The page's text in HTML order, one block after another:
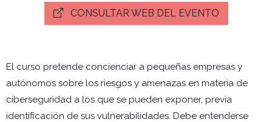
CONSULTAR WEB DEL EVENTO
El curso pretende concienciar a pequeñas empresas y
autónomos sobre los riesgos y amenazas en materia de
ciberseguridad a los que se pueden exponer, previa
identificación de sus vulnerabilidades. Debe entenderse